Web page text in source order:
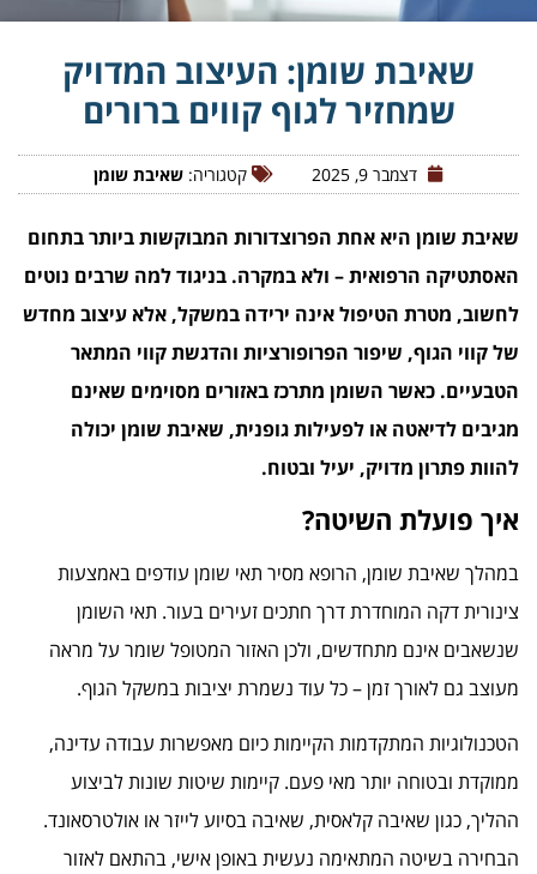
שאיבת שומן: העיצוב המדויק
שמחזיר לגוף קווים ברורים
דצמבר 9, 2025 קטגוריה: שאיבת שומן
שאיבת שומן היא אחת הפרוצדורות המבוקשות ביותר בתחום
האסתטיקה הרפואית – ולא במקרה. בניגוד למה שרבים נוטים
לחשוב, מטרת הטיפול אינה ירידה במשקל, אלא עיצוב מחדש
של קווי הגוף, שיפור הפרופורציות והדגשת קווי המתאר
הטבעיים. כאשר השומן מתרכז באזורים מסוימים שאינם
מגיבים לדיאטה או לפעילות גופנית, שאיבת שומן יכולה
להוות פתרון מדויק, יעיל ובטוח.
איך פועלת השיטה?
במהלך שאיבת שומן, הרופא מסיר תאי שומן עודפים באמצעות
צינורית דקה המוחדרת דרך חתכים זעירים בעור. תאי השומן
שנשאבים אינם מתחדשים, ולכן האזור המטופל שומר על מראה
מעוצב גם לאורך זמן – כל עוד נשמרת יציבות במשקל הגוף.
הטכנולוגיות המתקדמות הקיימות כיום מאפשרות עבודה עדינה,
ממוקדת ובטוחה יותר מאי פעם. קיימות שיטות שונות לביצוע
ההליך, כגון שאיבה קלאסית, שאיבה בסיוע לייזר או אולטרסאונד.
הבחירה בשיטה המתאימה נעשית באופן אישי, בהתאם לאזור